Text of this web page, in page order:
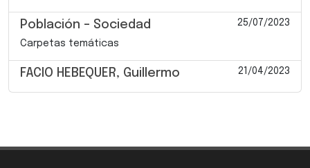
Población – Sociedad 25/07/2023
Carpetas temáticas
FACIO HEBEQUER, Guillermo 21/04/2023